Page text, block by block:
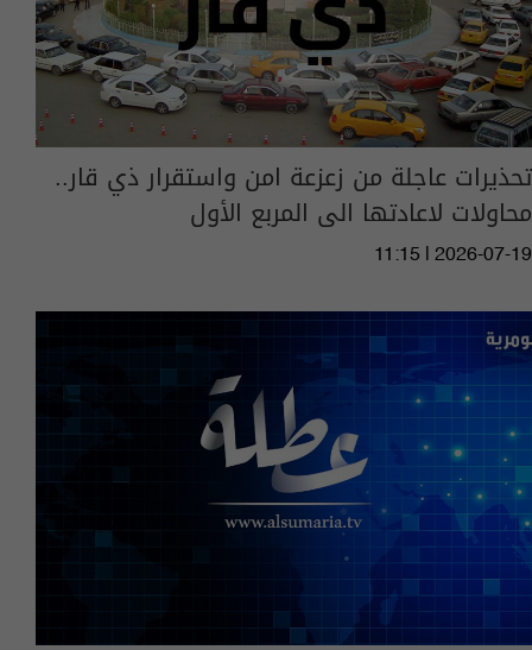
تحذيرات عاجلة من زعزعة امن واستقرار ذي قار..
محاولات لاعادتها الى المربع الأول
11:15 | 2026-07-19